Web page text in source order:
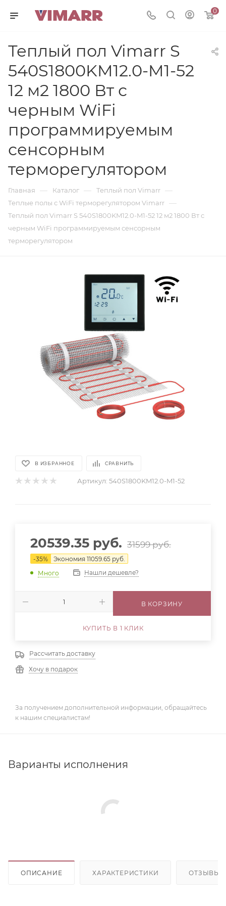
0
Теплый пол Vimarr S
540S1800KM12.0-M1-52
12 м2 1800 Вт с
черным WiFi
программируемым
сенсорным
терморегулятором
Главная — Каталог — Теплый пол Vimarr —
Теплые полы с WiFi терморегулятором Vimarr —
Теплый пол Vimarr S 540S1800KM12.0-M1-52 12 м2 1800 Вт с
черным WiFi программируемым сенсорным
терморегулятором
В ИЗБРАННОЕ СРАВНИТЬ
Артикул: 540S1800KM12.0-M1-52
20539.35 руб. 31599руб.
-35% Экономия 11059.65 руб.
Много
Нашли дешевле?
В КОРЗИНУ
КУПИТЬ В 1 КЛИК
Рассчитать доставку
Хочу в подарок
За получением дополнительной информации, обращайтесь
к нашим специалистам!
Варианты исполнения
ОПИСАНИЕ ХАРАКТЕРИСТИКИ ОТЗЫВЫ